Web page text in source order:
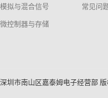
模拟与混合信号
微控制器与存储
常见问
深圳市南山区嘉泰姆电子经营部